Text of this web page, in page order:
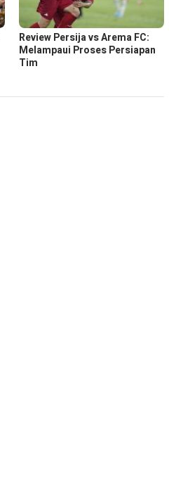
Review Persija vs Arema FC:
Melampaui Proses Persiapan
Tim